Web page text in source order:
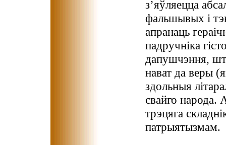
з’яўляецца
фальшывых і
апранаць
падручніка
дапушчэння,
нават да веры
здольныя
свайго народа.
трэцяга
патрыятызмам.